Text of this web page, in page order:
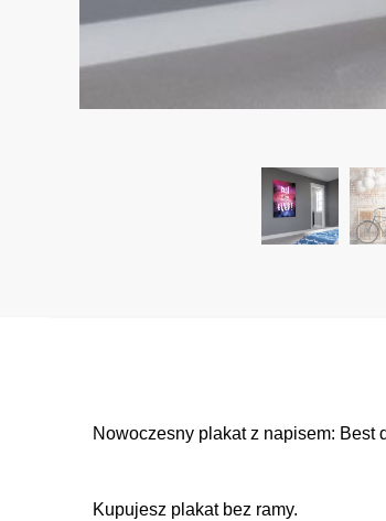
Nowoczesny plakat z napisem: Best
Kupujesz plakat bez ramy.